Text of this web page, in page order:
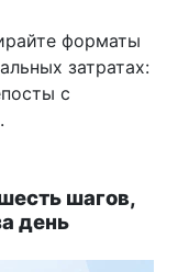
форматы
затратах:
с
шагов,
день